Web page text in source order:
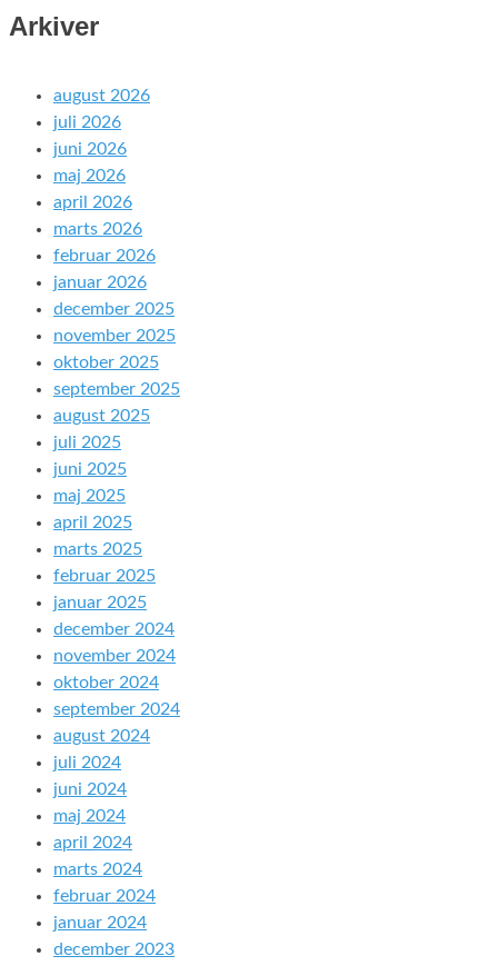
Arkiver
august 2026
juli 2026
juni 2026
maj 2026
april 2026
marts 2026
februar 2026
januar 2026
december 2025
november 2025
oktober 2025
september 2025
august 2025
juli 2025
juni 2025
maj 2025
april 2025
marts 2025
februar 2025
januar 2025
december 2024
november 2024
oktober 2024
september 2024
august 2024
juli 2024
juni 2024
maj 2024
april 2024
marts 2024
februar 2024
januar 2024
december 2023